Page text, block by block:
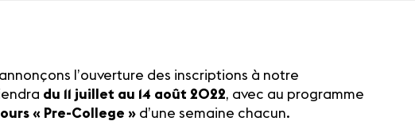
l’ouverture des inscriptions à notre
du 11 juillet au 14 août 2022, avec au programme
« Pre-College » d’une semaine chacun.